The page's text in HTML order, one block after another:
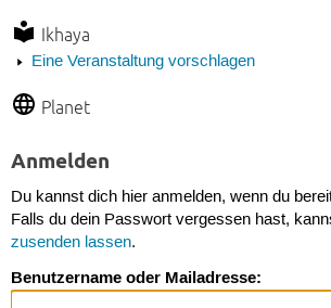
Ikhaya
Eine Veranstaltung vorschlagen
Planet
Anmelden
Du kannst dich hier anmelden, wenn du
Falls du dein Passwort vergessen hast,
zusenden lassen.
Benutzername oder Mailadresse: